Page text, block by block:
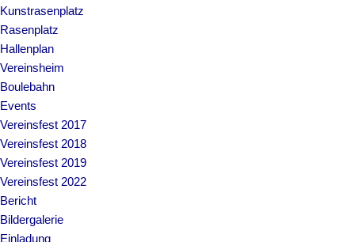
Kunstrasenplatz
Rasenplatz
Hallenplan
Vereinsheim
Boulebahn
Events
Vereinsfest 2017
Vereinsfest 2018
Vereinsfest 2019
Vereinsfest 2022
Bericht
Bildergalerie
Einladung